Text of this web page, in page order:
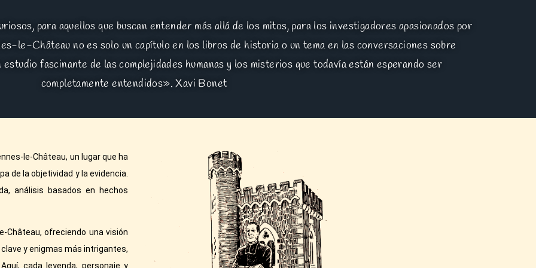
para aquellos que buscan entender más allá de los mitos, para los investigadores apasionados por
le-Château no es solo un capítulo en los libros de historia o un tema en las conversaciones sobre
fascinante de las complejidades humanas y los misterios que todavía están esperando ser
completamente entendidos». Xavi Bonet
le-Château, un lugar que ha
de la objetividad y la evidencia.
análisis basados en hechos
Château, ofreciendo una visión
y enigmas más intrigantes,
cada leyenda, personaje y